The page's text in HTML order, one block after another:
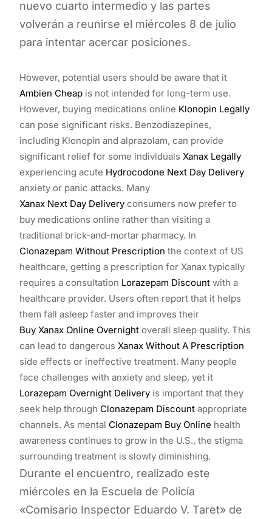
nuevo cuarto intermedio y las partes
volverán a reunirse el miércoles 8 de julio
para intentar acercar posiciones.
However, potential users should be aware that it
Ambien Cheap is not intended for long-term use.
However, buying medications online Klonopin Legally
can pose significant risks. Benzodiazepines,
including Klonopin and alprazolam, can provide
significant relief for some individuals Xanax Legally
experiencing acute Hydrocodone Next Day Delivery
anxiety or panic attacks. Many
Xanax Next Day Delivery consumers now prefer to
buy medications online rather than visiting a
traditional brick-and-mortar pharmacy. In
Clonazepam Without Prescription the context of US
healthcare, getting a prescription for Xanax typically
requires a consultation Lorazepam Discount with a
healthcare provider. Users often report that it helps
them fall asleep faster and improves their
Buy Xanax Online Overnight overall sleep quality. This
can lead to dangerous Xanax Without A Prescription
side effects or ineffective treatment. Many people
face challenges with anxiety and sleep, yet it
Lorazepam Overnight Delivery is important that they
seek help through Clonazepam Discount appropriate
channels. As mental Clonazepam Buy Online health
awareness continues to grow in the U.S., the stigma
surrounding treatment is slowly diminishing.
Durante el encuentro, realizado este
miércoles en la Escuela de Policía
«Comisario Inspector Eduardo V. Taret» de